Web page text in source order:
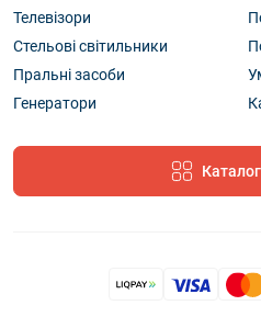
Телевізори
Стельові світильники
Пральні засоби
Генератори